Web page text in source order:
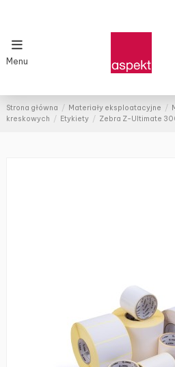
Menu
Strona główna Materiały eksploatacyjne
kreskowych
Etykiety Zebra Z-Ultimate